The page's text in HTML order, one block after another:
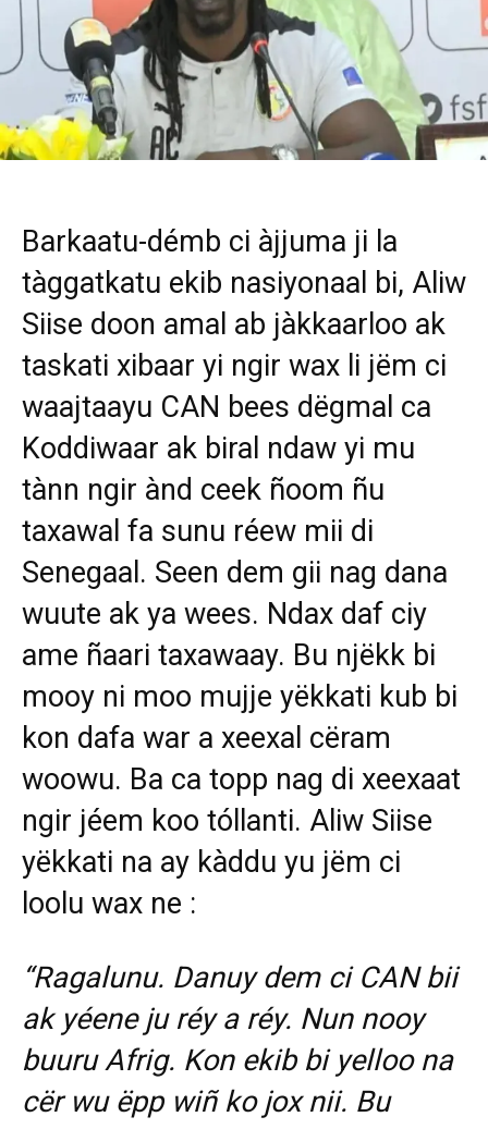
Barkaatu-démb ci àjjuma ji la
tàggatkatu ekib nasiyonaal bi, Aliw
Siise doon amal ab jàkkaarloo ak
taskati xibaar yi ngir wax li jëm ci
waajtaayu CAN bees dëgmal ca
Koddiwaar ak biral ndaw yi mu
tànn ngir ànd ceek ñoom ñu
taxawal fa sunu réew mii di
Senegaal. Seen dem gii nag dana
wuute ak ya wees. Ndax daf ciy
ame ñaari taxawaay. Bu njëkk bi
mooy ni moo mujje yëkkati kub bi
kon dafa war a xeexal cëram
woowu. Ba ca topp nag di xeexaat
ngir jéem koo tóllanti. Aliw Siise
yëkkati na ay kàddu yu jëm ci
loolu wax ne :
“Ragalunu. Danuy dem ci CAN bii
ak yéene ju réy a réy. Nun nooy
buuru Afrig. Kon ekib bi yelloo na
cër wu ëpp wiñ ko jox nii. Bu